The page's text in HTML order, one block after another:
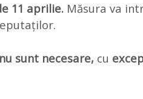
11 aprilie. Măsura va
sunt necesare, cu